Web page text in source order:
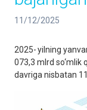
11/12/2025
2025- yilning
073,3 mlrd so‘mlik
davriga nisbatan